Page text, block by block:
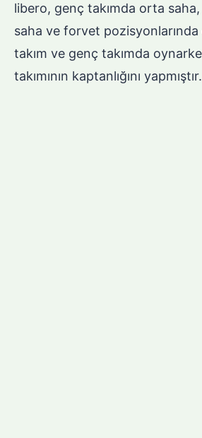
libero, genç takımda orta
saha ve forvet pozisyonlarında
takım ve genç takımda
takımının kaptanlığını yapmıştır.